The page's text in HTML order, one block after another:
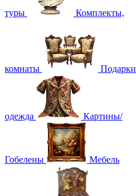
туры Комплекты,
комнаты Подарки
одежда Картины/
Гобелены Мебель